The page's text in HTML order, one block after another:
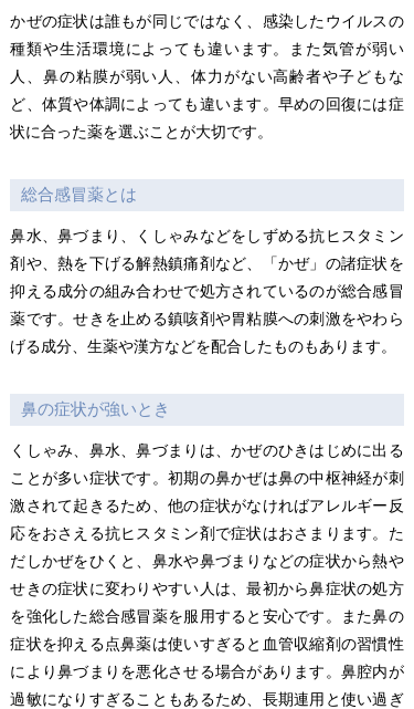
かぜの症状は誰もが同じではなく、感染したウイルスの
種類や生活環境によっても違います。また気管が弱い
人、鼻の粘膜が弱い人、体力がない高齢者や子どもな
ど、体質や体調によっても違います。早めの回復には症
状に合った薬を選ぶことが大切です。
総合感冒薬とは
鼻水、鼻づまり、くしゃみなどをしずめる抗ヒスタミン
剤や、熱を下げる解熱鎮痛剤など、「かぜ」の諸症状を
抑える成分の組み合わせで処方されているのが総合感冒
薬です。せきを止める鎮咳剤や胃粘膜への刺激をやわら
げる成分、生薬や漢方などを配合したものもあります。
鼻の症状が強いとき
くしゃみ、鼻水、鼻づまりは、かぜのひきはじめに出る
ことが多い症状です。初期の鼻かぜは鼻の中枢神経が刺
激されて起きるため、他の症状がなければアレルギー反
応をおさえる抗ヒスタミン剤で症状はおさまります。た
だしかぜをひくと、鼻水や鼻づまりなどの症状から熱や
せきの症状に変わりやすい人は、最初から鼻症状の処方
を強化した総合感冒薬を服用すると安心です。また鼻の
症状を抑える点鼻薬は使いすぎると血管収縮剤の習慣性
により鼻づまりを悪化させる場合があります。鼻腔内が
過敏になりすぎることもあるため、長期連用と使い過ぎ